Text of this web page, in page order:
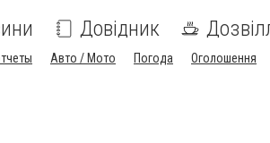
Довідник
Авто / Мото Погода Оголошення